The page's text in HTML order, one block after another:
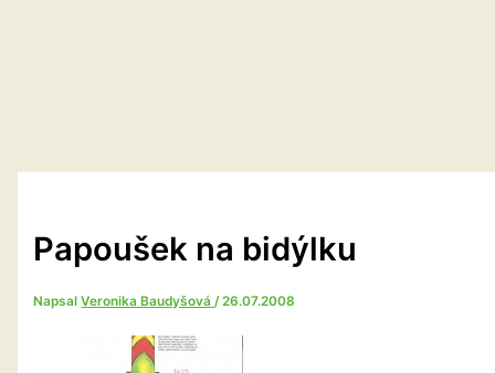
Papoušek na bidýlku
NapsalVeronika Baudyšová/26.07.2008